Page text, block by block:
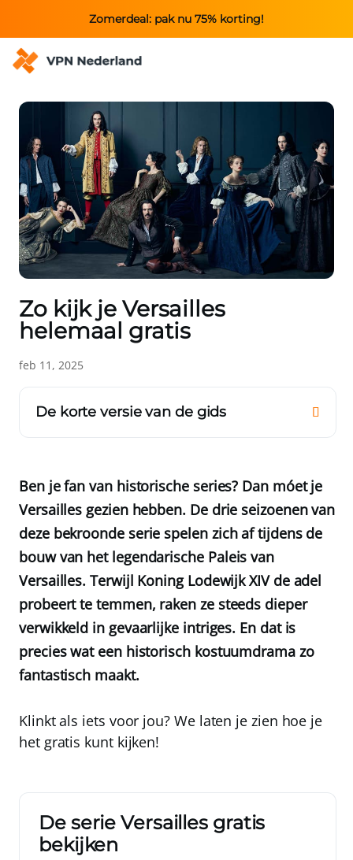
Zomerdeal: pak nu 75% korting!
Zo kijk je Versailles
helemaal gratis
feb 11, 2025
De korte versie van de gids
Ben je fan van historische series? Dan móet je
Versailles gezien hebben. De drie seizoenen van
deze bekroonde serie spelen zich af tijdens de
bouw van het legendarische Paleis van
Versailles. Terwijl Koning Lodewijk XIV de adel
probeert te temmen, raken ze steeds dieper
verwikkeld in gevaarlijke intriges. En dat is
precies wat een historisch kostuumdrama zo
fantastisch maakt.
Klinkt als iets voor jou? We laten je zien hoe je
het gratis kunt kijken!
De serie Versailles gratis
bekijken